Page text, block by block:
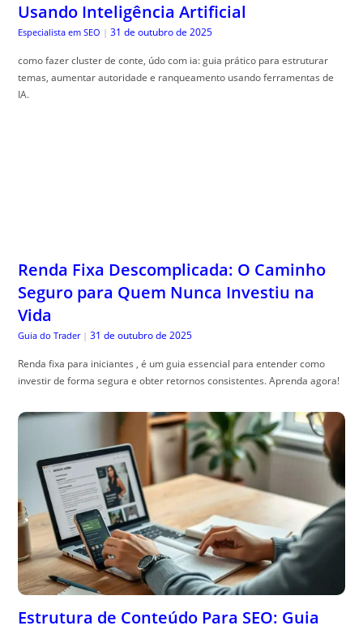
Usando Inteligência Artificial
Especialista em SEO | 31 de outubro de 2025
como fazer cluster de conte, údo com ia: guia prático para estruturar
temas, aumentar autoridade e ranqueamento usando ferramentas de
IA.
Renda Fixa Descomplicada: O Caminho
Seguro para Quem Nunca Investiu na
Vida
Guia do Trader | 31 de outubro de 2025
Renda fixa para iniciantes , é um guia essencial para entender como
investir de forma segura e obter retornos consistentes. Aprenda agora!
Estrutura de Conteúdo Para SEO: Guia